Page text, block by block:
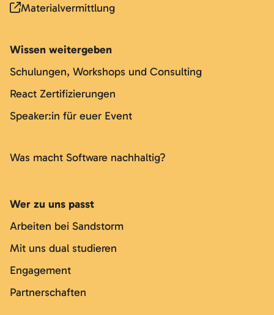
Materialvermittlung
Wissen weitergeben
Schulungen, Workshops und Consulting
React Zertifizierungen
Speaker:in für euer Event
Was macht Software nachhaltig?
Wer zu uns passt
Arbeiten bei Sandstorm
Mit uns dual studieren
Engagement
Partnerschaften